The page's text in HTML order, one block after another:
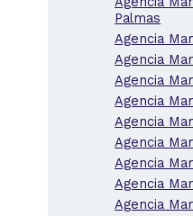
Palmas
Agencia
Agencia
Agencia
Agencia
Agencia
Agencia
Agencia
Agencia
Agencia